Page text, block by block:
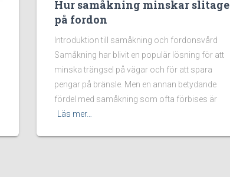
Hur samåkning minskar slitage
på fordon
Introduktion till samåkning och fordonsvård
Samåkning har blivit en populär lösning för att
minska trängsel på vägar och för att spara
pengar på bränsle. Men en annan betydande
fördel med samåkning som ofta förbises är
Läs mer…